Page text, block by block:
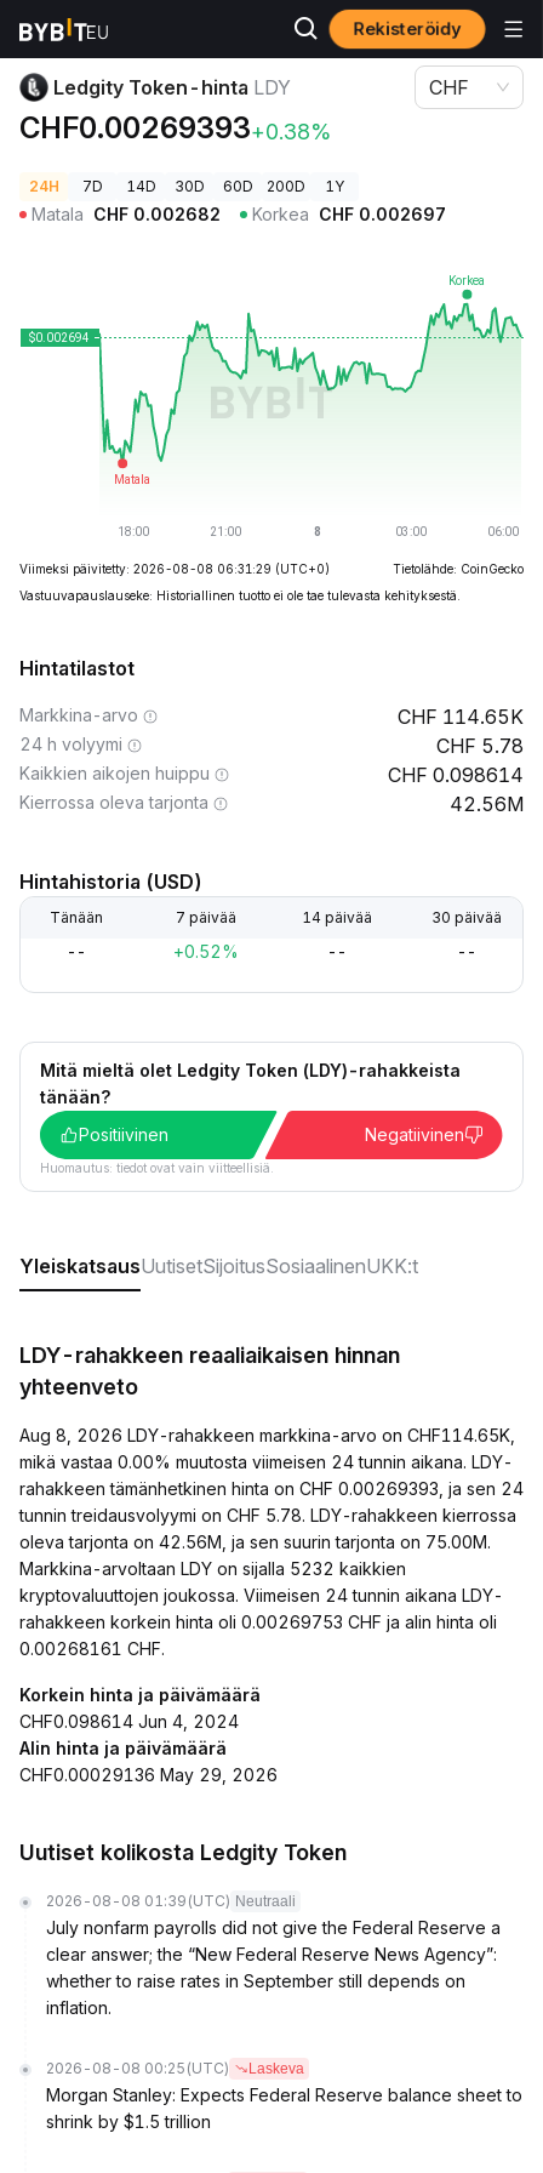
Rekisteröidy
Kryptohinnat Ledgity Token-hinta LDY
Ledgity Token-hinta LDY
CHF0.00269393+0.38%
CHF
24H 7D 14D 30D 60D 200D 1Y
Matala CHF 0.002682 Korkea CHF 0.002697
Viimeksi päivitetty: 2026-08-08 06:31:29 (UTC+0)
Tietolähde: CoinGecko
Vastuuvapauslauseke: Historiallinen tuotto ei ole tae tulevasta kehityksestä.
Hintatilastot
Markkina-arvo 114.65K
24 h volyymi 5.78
Kaikkien aikojen huippu 0.098614
Kierrossa oleva tarjonta 42.56M
Hintahistoria (USD)
Tänään 7 päivää 14 päivää 30 päivää
-- +0.52% -- --
Mitä mieltä olet Ledgity Token (LDY)-rahakkeista
tänään?
Positiivinen
Negatiivinen
Huomautus: tiedot ovat vain viitteellisiä.
YleiskatsausUutisetSijoitusSosiaalinenUKK:t
LDY-rahakkeen reaaliaikaisen hinnan
yhteenveto
Aug 8, 2026 LDY-rahakkeen markkina-arvo on CHF114.65K,
mikä vastaa 0.00% muutosta viimeisen 24 tunnin aikana. LDY-
rahakkeen tämänhetkinen hinta on CHF 0.00269393, ja sen 24
tunnin treidausvolyymi on CHF 5.78. LDY-rahakkeen kierrossa
oleva tarjonta on 42.56M, ja sen suurin tarjonta on 75.00M.
Markkina-arvoltaan LDY on sijalla 5232 kaikkien
kryptovaluuttojen joukossa. Viimeisen 24 tunnin aikana LDY-
rahakkeen korkein hinta oli 0.00269753 CHF ja alin hinta oli
0.00268161 CHF.
Korkein hinta ja päivämäärä
CHF0.098614 Jun 4, 2024
Alin hinta ja päivämäärä
CHF0.00029136 May 29, 2026
Uutiset kolikosta Ledgity Token
2026-08-08 01:39 (UTC) Neutraali
July nonfarm payrolls did not give the Federal Reserve a
clear answer; the “New Federal Reserve News Agency”:
whether to raise rates in September still depends on
inflation.
2026-08-08 00:25 (UTC) Laskeva
Morgan Stanley: Expects Federal Reserve balance sheet to
shrink by $1.5 trillion